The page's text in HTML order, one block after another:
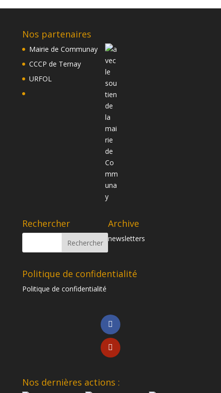
Nos partenaires
Mairie de Communay
CCCP de Ternay
URFOL
Rechercher Archive
newsletters
Politique de confidentialité
Politique de confidentialité
Nos dernières actions :